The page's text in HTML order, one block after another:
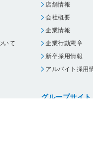
いて
店舗情報
会社概要
企業情報
企業行動憲章
新卒採用情報
アルバイト採用
グループサイト